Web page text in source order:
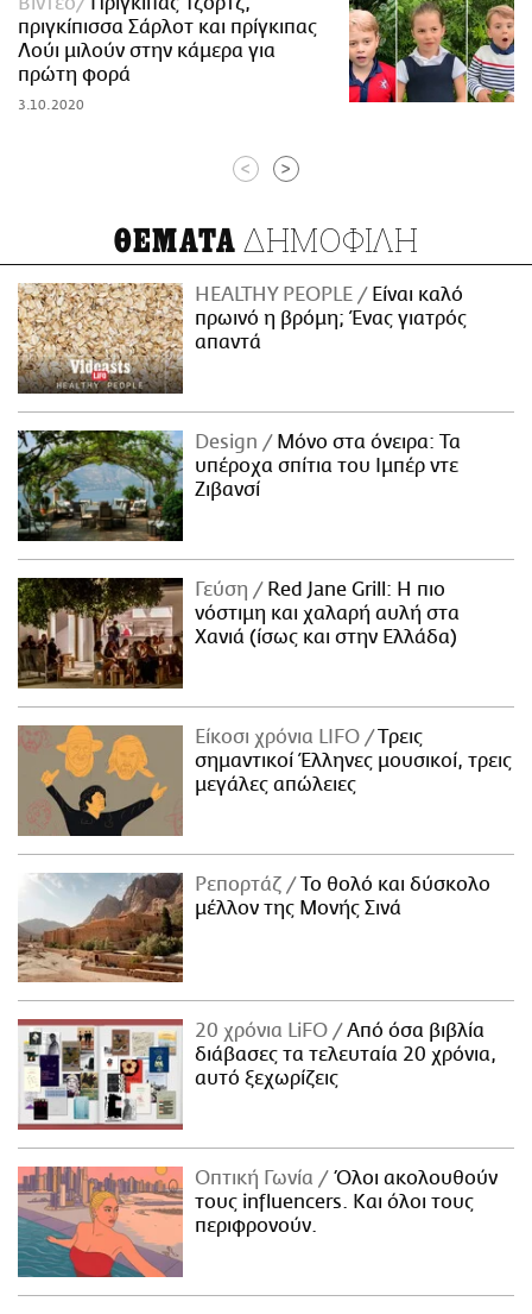
πριγκίπισσα Σάρλοτ και πρίγκιπας
Λούι μιλούν στην κάμερα για
πρώτη φορά
3.10.2020
< >
ΘΕΜΑΤΑ ΔΗΜΟΦΙΛΗ
HEALTHY PEOPLE
Είναι καλό
πρωινό η βρόμη; Ένας γιατρός
απαντά
Design
Μόνο στα όνειρα: Τα
υπέροχα σπίτια του Ιμπέρ ντε
Ζιβανσί
Γεύση
Red Jane Grill: Η πιο
νόστιμη και χαλαρή αυλή στα
Χανιά (ίσως και στην Ελλάδα)
Είκοσι χρόνια LIFO
Tρεις
σημαντικοί Έλληνες μουσικοί, τρεις
μεγάλες απώλειες
Ρεπορτάζ
Το θολό και δύσκολο
μέλλον της Μονής Σινά
20 χρόνια LiFO
Από όσα βιβλία
διάβασες τα τελευταία 20 χρόνια,
αυτό ξεχωρίζεις
Οπτική Γωνία
Όλοι ακολουθούν
τους influencers. Και όλοι τους
περιφρονούν.